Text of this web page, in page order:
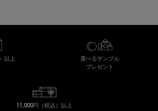
以上
選べるサンプル
プレゼント
11,000円（税込）以上